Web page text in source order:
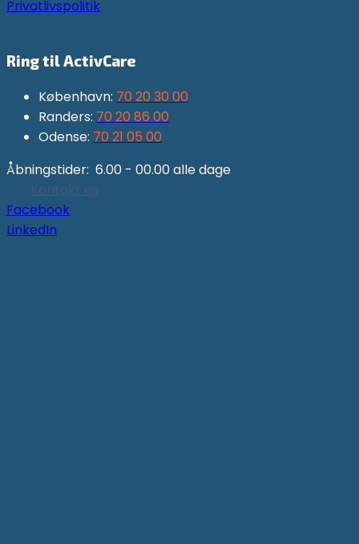
Privatlivspolitik
Ring til ActivCare
København: 70 20 30 00
Randers: 70 20 86 00
Odense: 70 21 05 00
Åbningstider: 6.00 - 00.00 alle dage
Kontakt os
Facebook
LinkedIn